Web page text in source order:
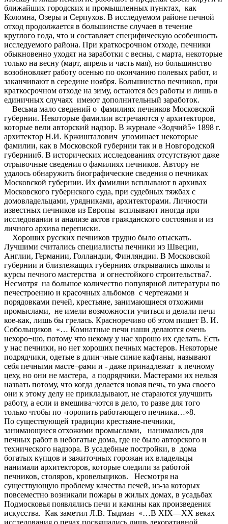
ближайших городских и промышленных пунктах, как
Коломна, Озеры и Серпухов. В исследуемом районе печной
отход продолжается в большинстве случаев в течение
круглого года, что и составляет специфическую особенность
исследуемого района. При краткосрочном отходе, печники
обыкновенно уходят на заработки с весны, с марта, некоторые
только на весну (март, апрель и часть мая), но большинство
возобновляет работу осенью по окончанию полевых работ, и
заканчивают в середине ноября. Большинство печников, при
краткосрочном отходе на зиму, остаются без работы и лишь в
единичных случаях имеют дополнительный заработок.
Весьма мало сведений о фамилиях печников Московской
губернии. Некоторые фамилии встречаются у архитекторов,
которые вели авторский надзор. В журнале «Зодчий5» 1898 г.
архитектор Н.И. Кржишталович упоминает некоторые
фамилии, как в Московской губернии так и в Новгородской
губернии6. В исторических исследованиях отсутствуют даже
отрывочные сведения о фамилиях печников. Автору не
удалось обнаружить биографические сведения о печниках
Московской губернии. Их фамилии всплывают в архивах
Московского губернского суда, при судебных тяжбах с
домовладельцами, урядниками, архитекторами. Личности
известных печников из Европы всплывают иногда при
исследовании и анализе актов гражданского состояния и из
личного архива переписки.
Хороших русских печников трудно было отыскать.
Лучшими считались специалисты печники из Швеции,
Англии, Германии, Голландии, Финляндии. В Московской
губернии и близлежащих губерниях открывались школы и
курсы печного мастерства и огнестойкого строительства7.
Несмотря на большое количество популярной литературы по
печестроению и красочных альбомов с чертежами и
порядовками печей, крестьяне, занимающиеся отхожими
промыслами, не имели возможности учиться и делали печи
кое-как, лишь бы грелась. Красноречиво об этом пишет В. И.
Собольщиков «… Комнатные печи наши делаются очень
нехоро¬шо, потому что некому у нас хорошо их сделать. Есть
у нас печники, но нет хороших печных мастеров. Некоторые
подрядчики, одетые в длин¬ные синие кафтаны, называют
себя печными масте¬рами и - даже принадлежат к печному
цеху, но они не мастера, а подрядчики. Мастерами их нельзя
назвать потому, что когда делается новая печь, то ума своего
они к этому делу не прикладывают, не стараются улучшить
работу, а если и вмешива¬ются в дело, то разве для того
только чтобы по¬торопить работающего печника…»8.
По существующей традиции крестьяне-печники,
занимающиеся отхожими промыслами, нанимались для
печных работ в небогатые дома, где не было авторского и
технического надзора. В усадебные постройки, в дома
богатых купцов и зажиточных горожан их владельцы
нанимали архитекторов, которые следили за работой
печников, столяров, кровельщиков. Несмотря на
существующую проблему качества печей, из-за которых
повсеместно возникали пожары в жилых домах, в усадьбах
Подмосковья появлялись печи и камины как произведения
искусства. Как заметил Л.В. Тыдман «…В XIX—XX веках
исследования о печах посвящались лишь декоративной